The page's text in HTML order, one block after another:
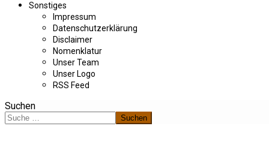
Sonstiges
Impressum
Datenschutzerklärung
Disclaimer
Nomenklatur
Unser Team
Unser Logo
RSS Feed
Suchen
Suchen